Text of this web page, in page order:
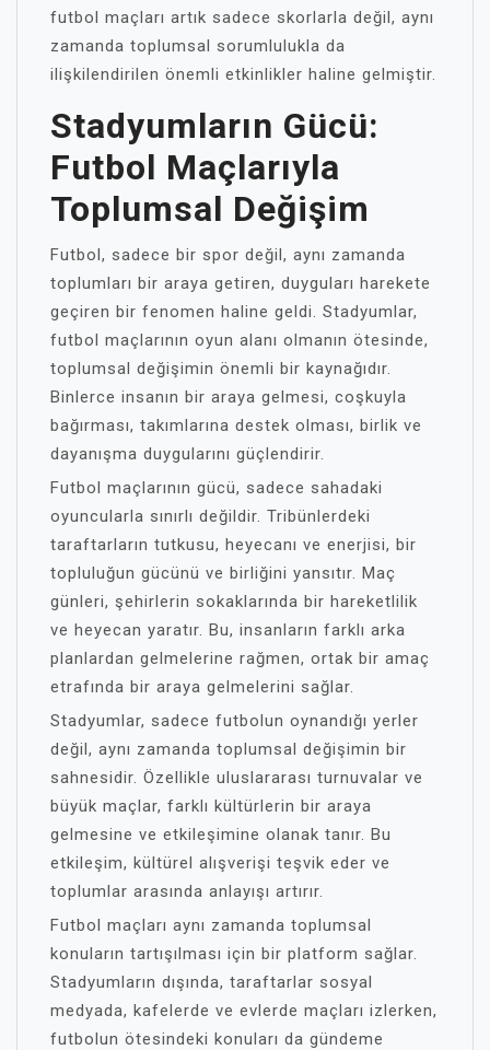
futbol maçları artık sadece skorlarla değil, aynı
zamanda toplumsal sorumlulukla da
ilişkilendirilen önemli etkinlikler haline gelmiştir.
Stadyumların Gücü:
Futbol Maçlarıyla
Toplumsal Değişim
Futbol, sadece bir spor değil, aynı zamanda
toplumları bir araya getiren, duyguları harekete
geçiren bir fenomen haline geldi. Stadyumlar,
futbol maçlarının oyun alanı olmanın ötesinde,
toplumsal değişimin önemli bir kaynağıdır.
Binlerce insanın bir araya gelmesi, coşkuyla
bağırması, takımlarına destek olması, birlik ve
dayanışma duygularını güçlendirir.
Futbol maçlarının gücü, sadece sahadaki
oyuncularla sınırlı değildir. Tribünlerdeki
taraftarların tutkusu, heyecanı ve enerjisi, bir
topluluğun gücünü ve birliğini yansıtır. Maç
günleri, şehirlerin sokaklarında bir hareketlilik
ve heyecan yaratır. Bu, insanların farklı arka
planlardan gelmelerine rağmen, ortak bir amaç
etrafında bir araya gelmelerini sağlar.
Stadyumlar, sadece futbolun oynandığı yerler
değil, aynı zamanda toplumsal değişimin bir
sahnesidir. Özellikle uluslararası turnuvalar ve
büyük maçlar, farklı kültürlerin bir araya
gelmesine ve etkileşimine olanak tanır. Bu
etkileşim, kültürel alışverişi teşvik eder ve
toplumlar arasında anlayışı artırır.
Futbol maçları aynı zamanda toplumsal
konuların tartışılması için bir platform sağlar.
Stadyumların dışında, taraftarlar sosyal
medyada, kafelerde ve evlerde maçları izlerken,
futbolun ötesindeki konuları da gündeme